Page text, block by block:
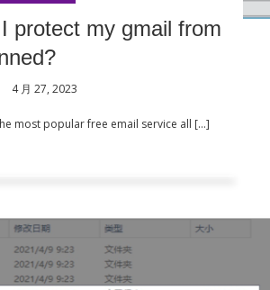
protect my gmail from
4 月 27, 2023
most popular free email service all […]